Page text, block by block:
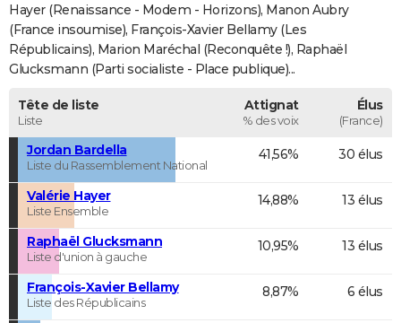
S'inscrire
Se connecter
Lycées
Collèges
Primaires
Universités
Entreprises
Service militaire
Avis de recherche
AVIS DE DÉCÈS
FORUM
Hayer (Renaissance - Modem - Horizons), Manon Aubry
(France insoumise), François-Xavier Bellamy (Les
Républicains), Marion Maréchal (Reconquête !), Raphaël
Glucksmann (Parti socialiste - Place publique)...
Tête de liste
Liste
Attignat
% des voix
Élus
(France)
Jordan Bardella
Liste du Rassemblement National
41,56% 30 élus
Valérie Hayer
Liste Ensemble
14,88% 13 élus
Raphaël Glucksmann
Liste d'union à gauche
10,95% 13 élus
François-Xavier Bellamy
Liste des Républicains
8,87% 6 élus